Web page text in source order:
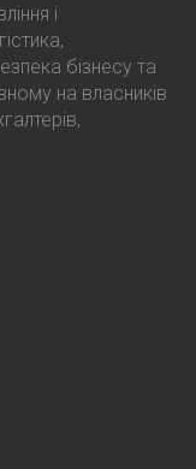
і
бізнесу та
на власників